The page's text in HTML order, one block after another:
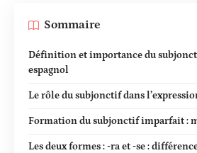
Sommaire
Définition et importance du
espagnol
Le rôle du subjonctif dans
Formation du subjonctif imparfait :
Les deux formes : -ra et -se :